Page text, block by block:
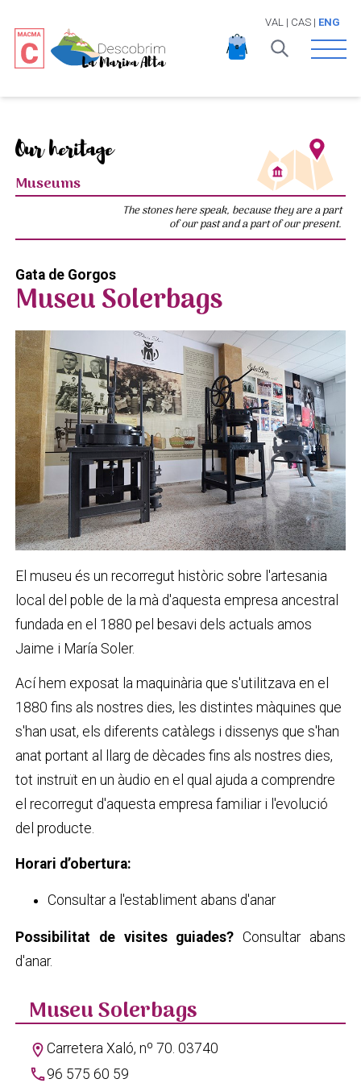
VAL | CAS| ENG
Open
Our heritage
Museums
The stones here speak, because they are a part
of our past and a part of our present.
Gata de Gorgos
Museu Solerbags
El museu és un recorregut històric sobre l'artesania
local del poble de la mà d'aquesta empresa ancestral
fundada en el 1880 pel besavi dels actuals amos
Jaime i María Soler.
Ací hem exposat la maquinària que s'utilitzava en el
1880 fins als nostres dies, les distintes màquines que
s'han usat, els diferents catàlegs i dissenys que s'han
anat portant al llarg de dècades fins als nostres dies,
tot instruït en un àudio en el qual ajuda a comprendre
el recorregut d'aquesta empresa familiar i l'evolució
del producte.
Horari d’obertura:
Consultar a l'establiment abans d'anar
Possibilitat de visites guiades?Consultar abans
d'anar.
Museu Solerbags
location_onCarretera Xaló, nº 70. 03740
phone96 575 60 59